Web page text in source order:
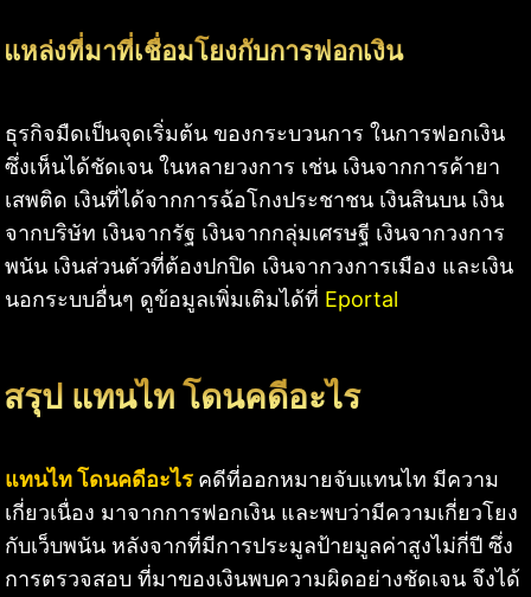
แหล่งที่มาที่เชื่อมโยงกับการฟอกเงิน
ธุรกิจมืดเป็นจุดเริ่มต้น ของกระบวนการ ในการฟอกเงิน
ซึ่งเห็นได้ชัดเจน ในหลายวงการ เช่น เงินจากการค้ายา
เสพติด เงินที่ได้จากการฉ้อโกงประชาชน เงินสินบน เงิน
จากบริษัท เงินจากรัฐ เงินจากกลุ่มเศรษฐี เงินจากวงการ
พนัน เงินส่วนตัวที่ต้องปกปิด เงินจากวงการเมือง และเงิน
นอกระบบอื่นๆ ดูข้อมูลเพิ่มเติมได้ที่ Eportal
สรุป แทนไท โดนคดีอะไร
แทนไท โดนคดีอะไร คดีที่ออกหมายจับแทนไท มีความ
เกี่ยวเนื่อง มาจากการฟอกเงิน และพบว่ามีความเกี่ยวโยง
กับเว็บพนัน หลังจากที่มีการประมูลป้ายมูลค่าสูงไม่กี่ปี ซึ่ง
การตรวจสอบ ที่มาของเงินพบความผิดอย่างชัดเจน จึงได้